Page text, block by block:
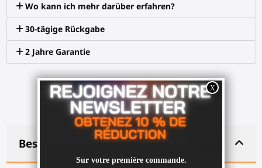
Wo kann ich mehr darüber erfahren?
30-tägige Rückgabe
2 Jahre Garantie
Beschreibung